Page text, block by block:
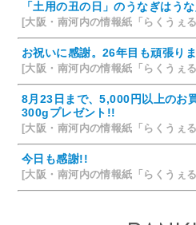
「土用の丑の日」のうなぎはう
お祝いに感謝。26年目も頑張り
8月23日まで、5,000円以上のお
300gプレゼント!!
今日も感謝!!